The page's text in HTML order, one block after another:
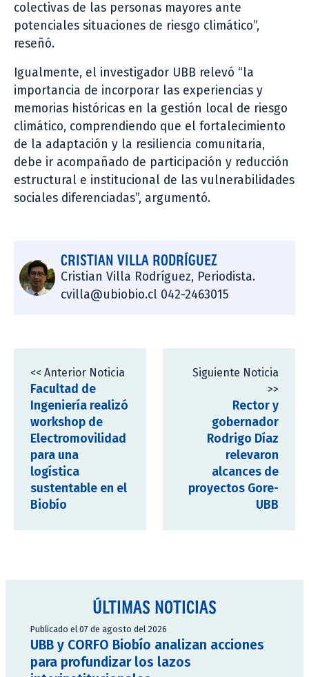
colectivas de las personas mayores ante
potenciales situaciones de riesgo climático”,
reseñó.
Igualmente, el investigador UBB relevó “la
importancia de incorporar las experiencias y
memorias históricas en la gestión local de riesgo
climático, comprendiendo que el fortalecimiento
de la adaptación y la resiliencia comunitaria,
debe ir acompañado de participación y reducción
estructural e institucional de las vulnerabilidades
sociales diferenciadas”, argumentó.
CRISTIAN VILLA RODRÍGUEZ
Cristian Villa Rodríguez, Periodista.
cvilla@ubiobio.cl 042-2463015
<< Anterior Noticia
Facultad de
Ingeniería realizó
workshop de
Electromovilidad
para una
logística
sustentable en el
Biobío
Siguiente Noticia
>>
Rector y
gobernador
Rodrigo Díaz
relevaron
alcances de
proyectos Gore-
UBB
ÚLTIMAS NOTICIAS
Publicado el 07 de agosto del 2026
UBB y CORFO Biobío analizan acciones
para profundizar los lazos